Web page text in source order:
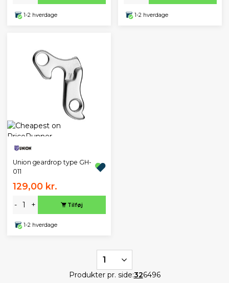
1-2 hverdage 1-2 hverdage
Union geardrop type GH-
011
129,00 kr.
- + Tilføj
1-2 hverdage
1
Produkter pr. side:326496